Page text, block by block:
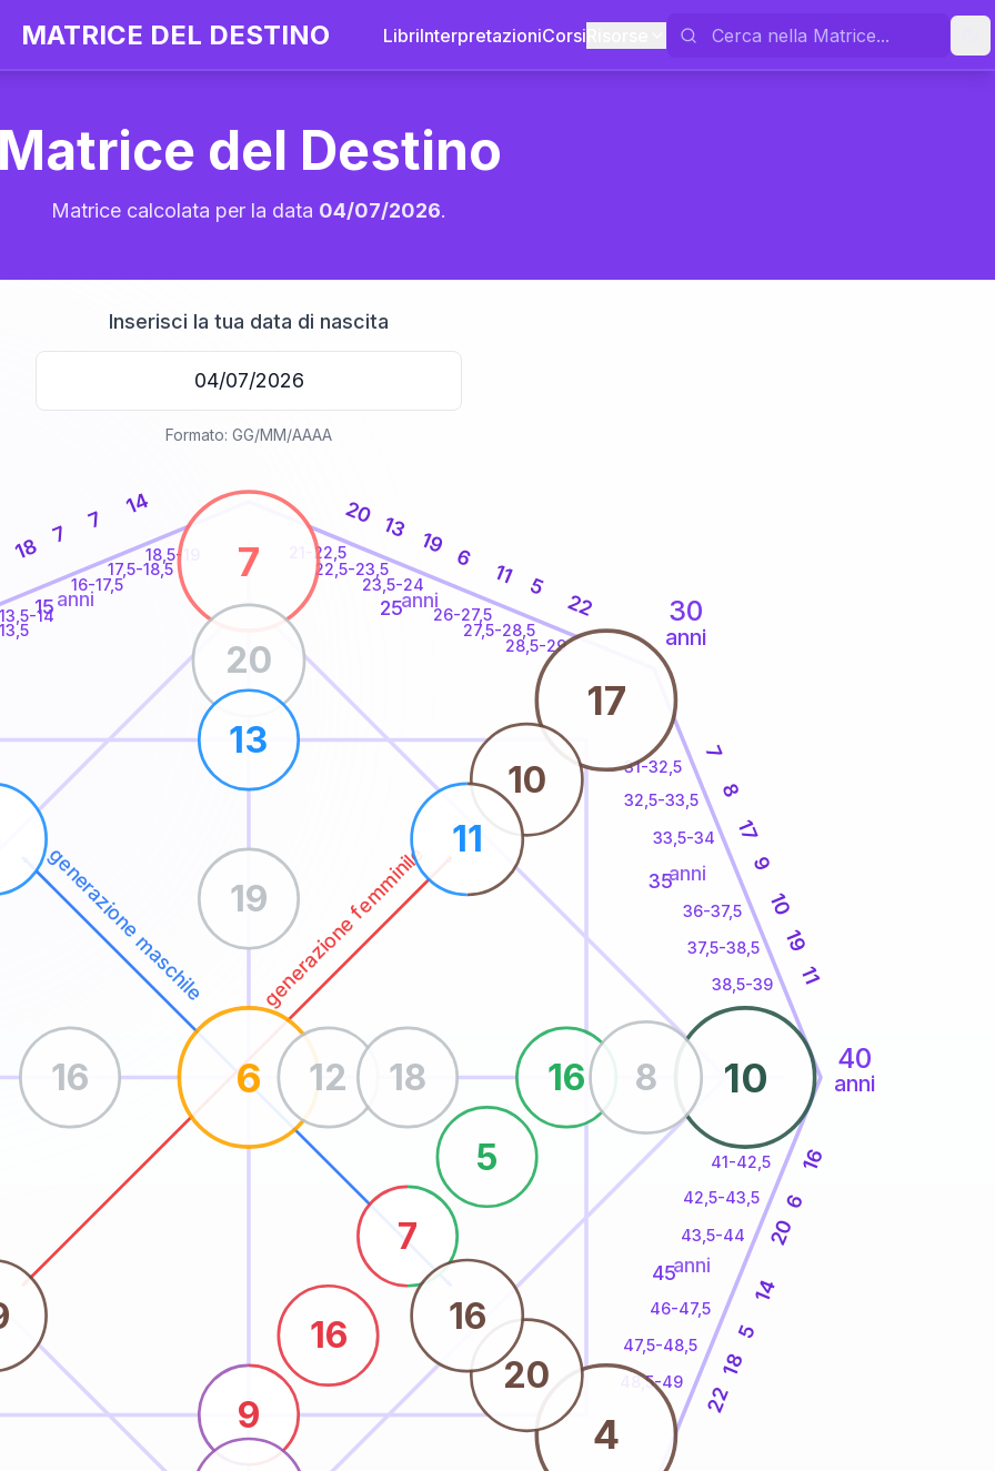
MATRICE DEL DESTINO LibriInterpretazioniCorsi
Matrice del Destino
Matrice calcolata per la data 04/07/2026.
Inserisci la tua data di nascita
Formato: GG/MM/AAAA
generazione maschile generazione femminile
20
30
anni
40
anni
13,5-14
16-17,5
17,5-18,5
18,5-19 21-22,5
22,5-23,5
23,5-24
26-27,5
27,5-28,5
28,5-29
31-32,5
32,5-33,5
33,5-34
36-37,5
37,5-38,5
38,5-39
41-42,5
42,5-43,5
43,5-44
46-47,5
47,5-48,5
48,5-49
18 7
7
14 20 13
19 6
11 5
22
7
8
17
9
10
19
11
16
6
20
14
5
18
22
7
10
6
17
4
9
16
7
5
16
20
8
13
12 18
16
19
10
11
20
16
15anni 25anni
35anni
45anni